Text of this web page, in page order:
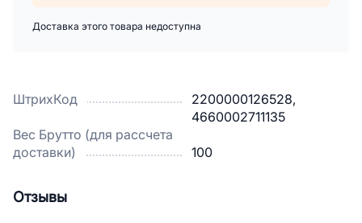
ШтрихКод
2200000126528,
4660002711135
Вес Брутто (для рассчета
доставки)
100
Доставка этого товара недоступна
Отзывы